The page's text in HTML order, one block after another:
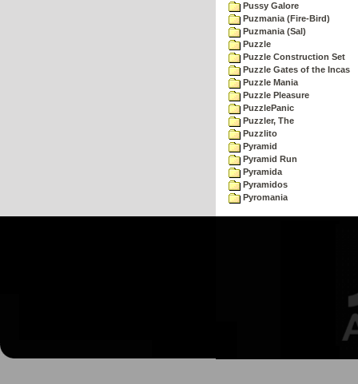
Pussy Galore
Puzmania (Fire-Bird)
Puzmania (Sal)
Puzzle
Puzzle Construction Set
Puzzle Gates of the Incas
Puzzle Mania
Puzzle Pleasure
PuzzlePanic
Puzzler, The
Puzzlito
Pyramid
Pyramid Run
Pyramida
Pyramidos
Pyromania